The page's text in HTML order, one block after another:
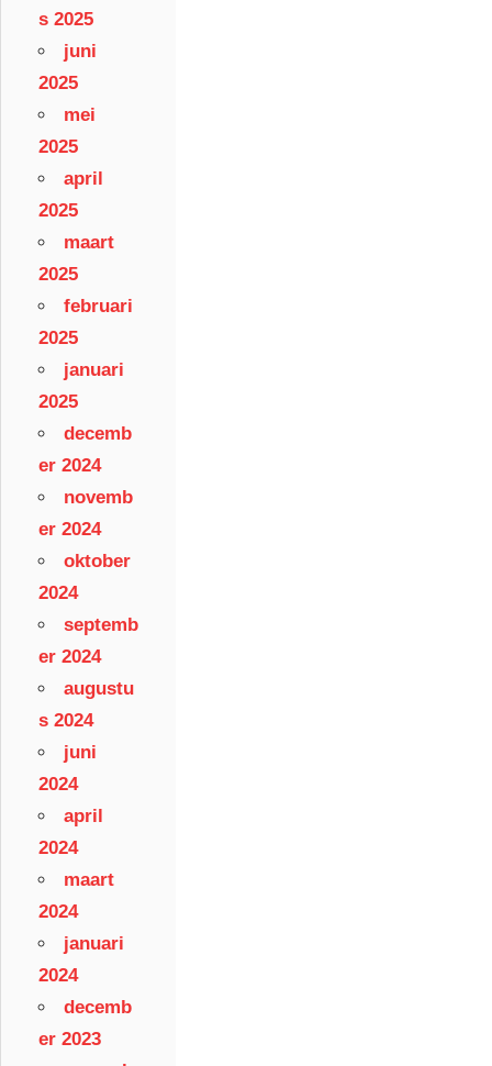
s 2025
juni
2025
mei
2025
april
2025
maart
2025
februari
2025
januari
2025
decemb
er 2024
novemb
er 2024
oktober
2024
septemb
er 2024
augustu
s 2024
juni
2024
april
2024
maart
2024
januari
2024
decemb
er 2023